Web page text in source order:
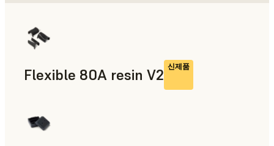
Flexible 80A resin V2 신제품